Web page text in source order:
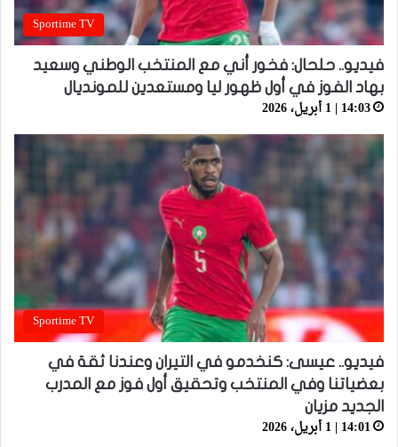
Sportime TV
فيديو.. حلحال: فخور أني مع المنتخب الوطني وسعيد
بهاد الفوز في أول ظهور ليا ومستعدين للمونديال
14:03 | 1 أبريل، 2026
Sportime TV
فيديو.. عيسى: كنخدمو في التيران وعندنا ثقة في
بعضياتنا وفي المنتخب وتحقيق أول فوز مع المدرب
الجديد مزيان
14:01 | 1 أبريل، 2026